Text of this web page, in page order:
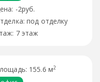
-2руб.
под отделку
7 этаж
155.6 м2